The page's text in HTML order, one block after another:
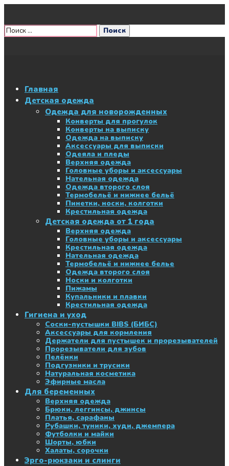
Главная
Детская одежда
Одежда для новорожденных
Конверты для прогулок
Конверты на выписку
Одежда на выписку
Аксессуары для выписки
Одеяла и пледы
Верхняя одежда
Головные уборы и аксессуары
Нательная одежда
Одежда второго слоя
Термобельё и нижнее бельё
Пинетки, носки, колготки
Крестильная одежда
Детская одежда от 1 года
Верхняя одежда
Головные уборы и аксессуары
Крестильная одежда
Нательная одежда
Термобельё и нижнее белье
Одежда второго слоя
Носки и колготки
Пижамы
Купальники и плавки
Крестильная одежда
Гигиена и уход
Соски-пустышки BIBS (БИБС)
Аксессуары для кормления
Держатели для пустышек и прорезывателей
Прорезыватели для зубов
Пелёнки
Подгузники и трусики
Натуральная косметика
Эфирные масла
Для беременных
Верхняя одежда
Брюки, леггинсы, джинсы
Платья, сарафаны
Рубашки, туники, худи, джемпера
Футболки и майки
Шорты, юбки
Халаты, сорочки
Эрго-рюкзаки и слинги